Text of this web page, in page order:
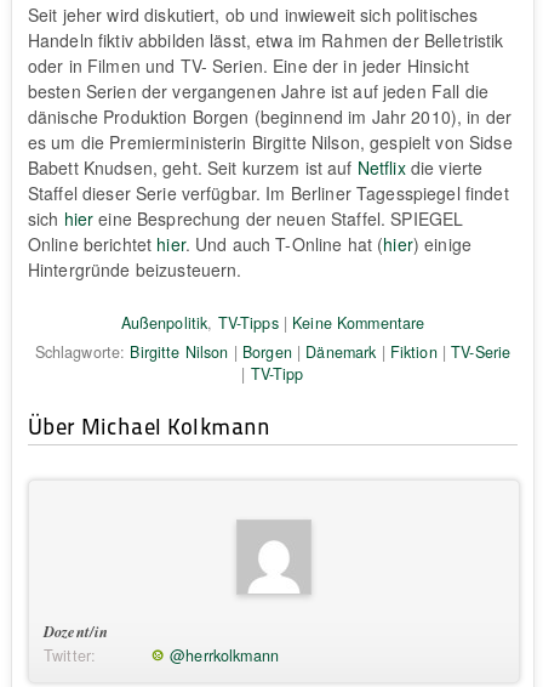
Seit jeher wird diskutiert, ob und inwieweit sich politisches
Handeln fiktiv abbilden lässt, etwa im Rahmen der Belletristik
oder in Filmen und TV- Serien. Eine der in jeder Hinsicht
besten Serien der vergangenen Jahre ist auf jeden Fall die
dänische Produktion Borgen (beginnend im Jahr 2010), in der
es um die Premierministerin Birgitte Nilson, gespielt von Sidse
Babett Knudsen, geht. Seit kurzem ist auf Netflixdie vierte
Staffel dieser Serie verfügbar. Im Berliner Tagesspiegel findet
sich hier eine Besprechung der neuen Staffel. SPIEGEL
Online berichtet hier. Und auch T-Online hat (hier) einige
Hintergründe beizusteuern.
Außenpolitik, TV-Tipps| Keine Kommentare
Schlagworte: Birgitte Nilson | Borgen| Dänemark | Fiktion|TV-Serie
| TV-Tipp
Über Michael Kolkmann
Dozent/in
Twitter:
@herrkolkmann